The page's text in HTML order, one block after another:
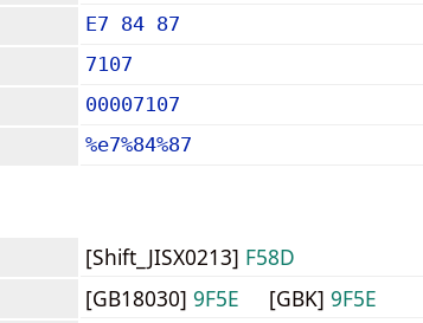
E7 84 87
7107
00007107
%e7%84%87
[Shift_JISX0213] F58D
[GB18030] 9F5E [GBK] 9F5E